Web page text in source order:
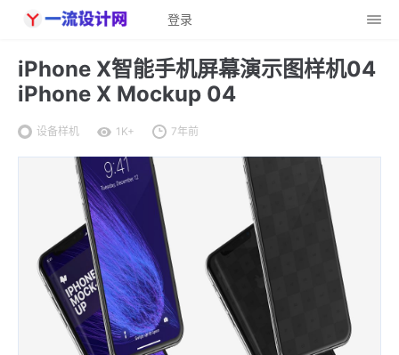
登录
iPhone X智能手机屏幕演示图样机04
iPhone X Mockup 04
设备样机 1K+ 7年前